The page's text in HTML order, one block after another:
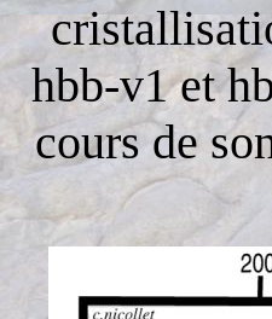
hbb-v1 et
cours de